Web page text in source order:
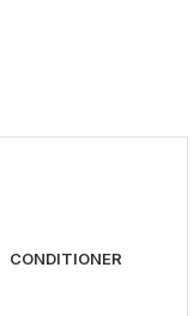
CONDITIONER